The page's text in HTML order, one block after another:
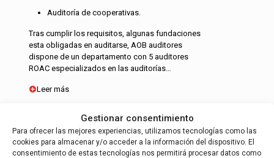
Gestionar consentimiento
Para ofrecer las mejores experiencias, utilizamos tecnologías como las
cookies para almacenar y/o acceder a la información del dispositivo. El
consentimiento de estas tecnologías nos permitirá procesar datos como
Auditoría de cooperativas.
Tras cumplir los requisitos, algunas fundaciones
esta obligadas en auditarse, AOB auditores
dispone de un departamento con 5 auditores
ROAC especializados en las auditorías…
Leer más